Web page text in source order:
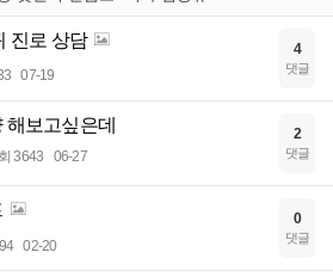
진로 상담
07-19
4
댓글
해보고싶은데
3643 06-27
2
댓글
02-20
0
댓글